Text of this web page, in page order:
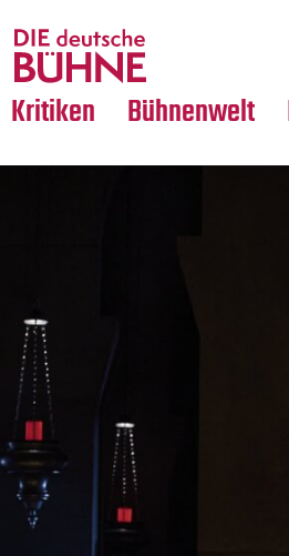
Kritiken
Crossover
Bühnenwelt
Medientipps